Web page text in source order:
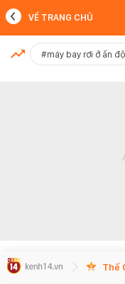
MỚI NHẤT
VỀ TRANG CHỦ
#máy bay rơi ở ấn độ
Thế